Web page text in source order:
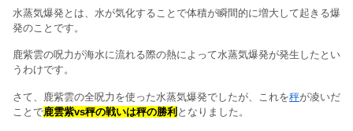
水蒸気爆発とは、水が気化することで体積が瞬間的に増大して起きる爆
発のことです。
鹿紫雲の呪力が海水に流れる際の熱によって水蒸気爆発が発生したとい
うわけです。
さて、鹿紫雲の全呪力を使った水蒸気爆発でしたが、これを秤が凌いだ
ことで鹿雲紫vs秤の戦いは秤の勝利 となりました。